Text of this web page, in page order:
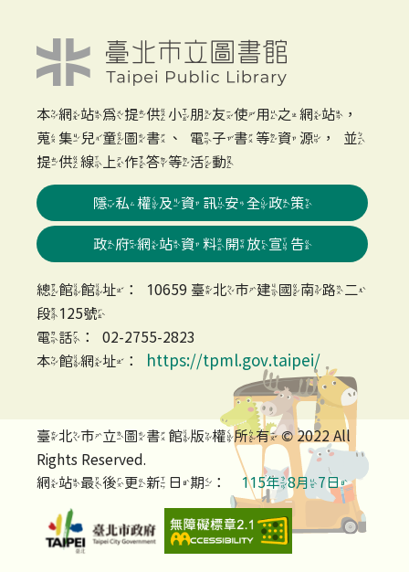
本網站為提供小朋友使用之網站，
蒐集兒童圖書、電子書等資源，並
提供線上作答等活動
隱私權及資訊安全政策
政府網站資料開放宣告
總館館址：10659 臺北市建國南路二
段125號
電話：02-2755-2823
本館網址：
https://tpml.gov.taipei/
臺北市立圖書館版權所有 © 2022 All
Rights Reserved.
網站最後更新日期：
115年8月7日